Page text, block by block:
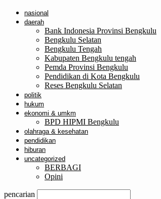
nasional
daerah
Bank Indonesia Provinsi Bengkulu
Bengkulu Selatan
Bengkulu Tengah
Kabupaten Bengkulu tengah
Pemda Provinsi Bengkulu
Pendidikan di Kota Bengkulu
Reses Bengkulu Selatan
politik
hukum
ekonomi & umkm
BPD HIPMI Bengkulu
olahraga & kesehatan
pendidikan
hiburan
uncategorized
BERBAGI
Opini
pencarian